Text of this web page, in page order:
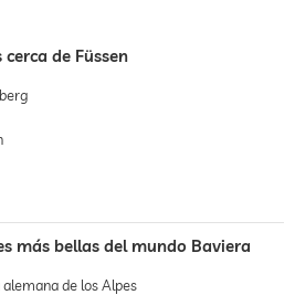
de Füssen
más bellas del mundo Baviera
de los Alpes